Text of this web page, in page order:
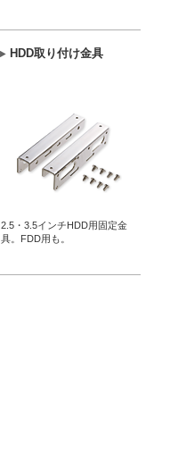
HDD取り付け金具
2.5・3.5インチHDD用固定金
具。FDD用も。